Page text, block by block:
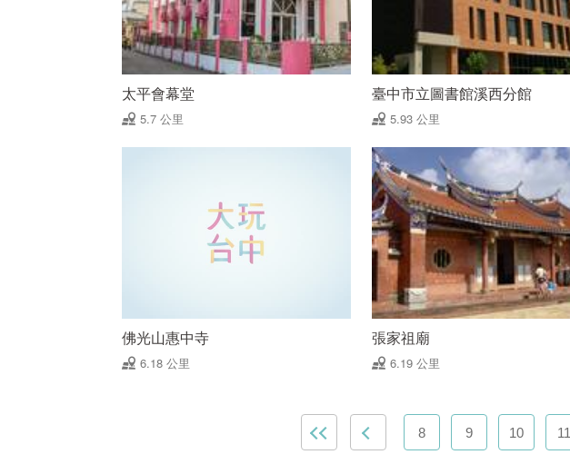
太平會幕堂
5.7 公里
臺中市立圖書館溪西分館
5.93 公里
佛光山惠中寺
6.18 公里
張家祖廟
6.19 公里
8 9 10 11